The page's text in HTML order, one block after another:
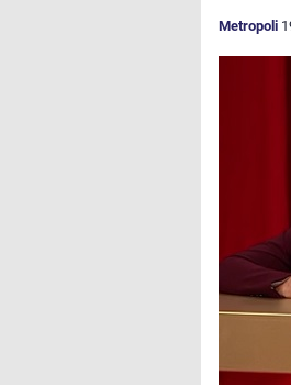
Metropoli